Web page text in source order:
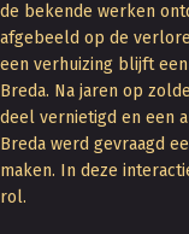
de bekende werken
afgebeeld op de
een verhuizing blijft
Breda. Na jaren op
deel vernietigd en een
Breda werd gevraagd
maken. In deze
rol.